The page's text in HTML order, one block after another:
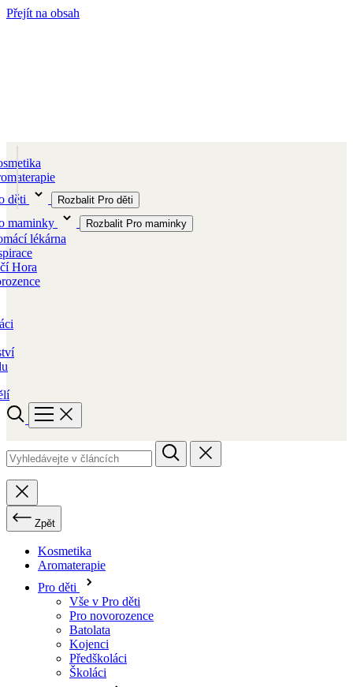
Přejít na obsah
děti
Rozbalit Pro děti
maminky Rozbalit Pro maminky
lékárna
Hora
Zpět
Kosmetika
Aromaterapie
Pro děti
Vše v Pro děti
Pro novorozence
Batolata
Kojenci
Předškoláci
Školáci